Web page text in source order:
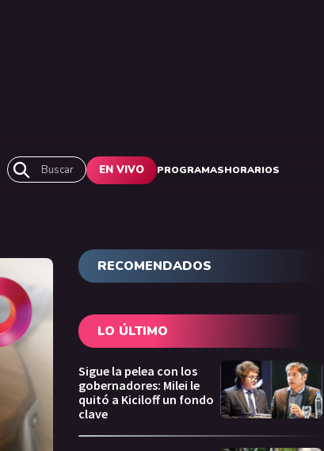
Buscar EN VIVO PROGRAMASHORARIOS
RECOMENDADOS
LO ÚLTIMO
Sigue la pelea con los
gobernadores: Milei le
quitó a Kiciloff un fondo
clave